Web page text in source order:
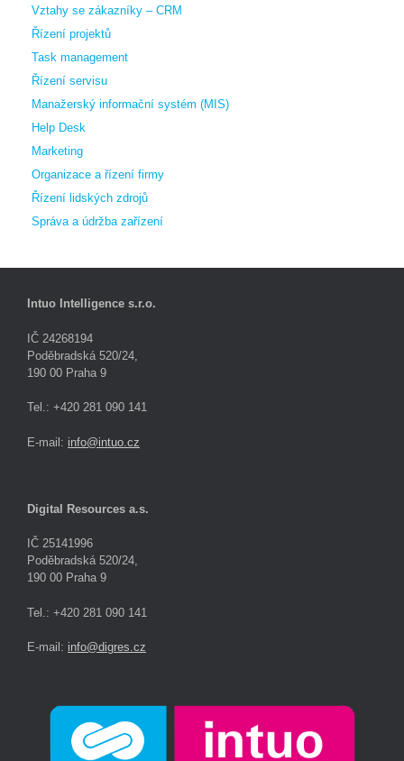
Vztahy se zákazníky – CRM
Řízení projektů
Task management
Řízení servisu
Manažerský informační systém (MIS)
Help Desk
Marketing
Organizace a řízení firmy
Řízení lidských zdrojů
Správa a údržba zařízení
Intuo Intelligence s.r.o.
IČ 24268194
Poděbradská 520/24,
190 00 Praha 9
Tel.: +420 281 090 141
E-mail: info@intuo.cz
Digital Resources a.s.
IČ 25141996
Poděbradská 520/24,
190 00 Praha 9
Tel.: +420 281 090 141
E-mail: info@digres.cz